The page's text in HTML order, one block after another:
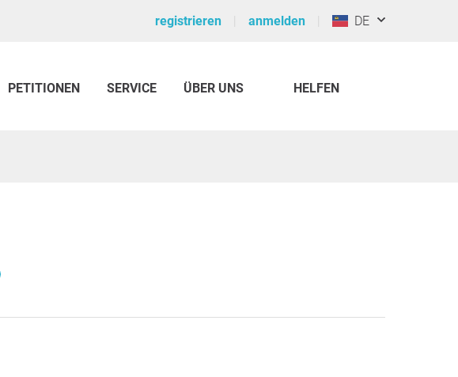
registrieren anmelden DE
PETITIONEN SERVICE ÜBER UNS HELFEN